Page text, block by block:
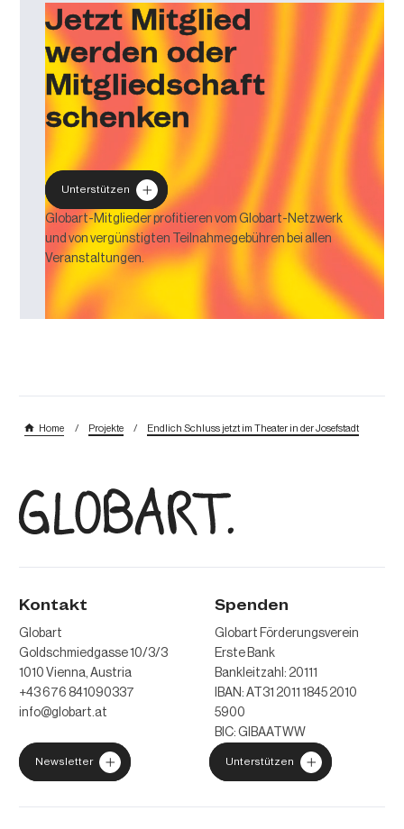
Jetzt Mitglied
werden oder
Mitgliedschaft
schenken
Unterstützen
Globart-Mitglieder profitieren vom Globart-Netzwerk
und von vergünstigten Teilnahmegebühren bei allen
Veranstaltungen.
Home / Projekte / Endlich Schluss jetzt im Theater in der Josefstadt
Kontakt
Globart
Goldschmiedgasse 10/3/3
1010 Vienna, Austria
+43 676 841090337
info@globart.at
Spenden
Globart Förderungsverein
Erste Bank
Bankleitzahl: 20111
IBAN: AT31 2011 1845 2010
5900
BIC: GIBAATWW
Newsletter Unterstützen